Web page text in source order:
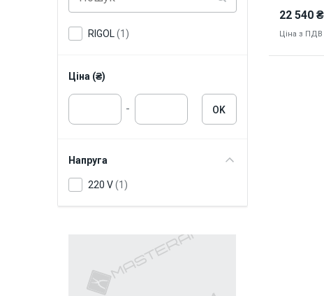
22 540 ₴
Ціна з ПДВ
RIGOL (1)
Ціна (₴)
- OK
Напруга
220 V(1)